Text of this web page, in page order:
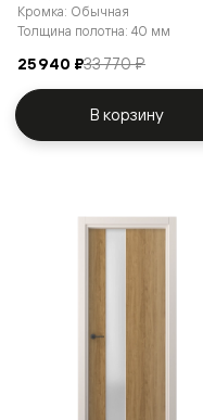
Кромка: Обычная
Толщина полотна: 40 мм
25 940 ₽33 770 ₽
В корзину